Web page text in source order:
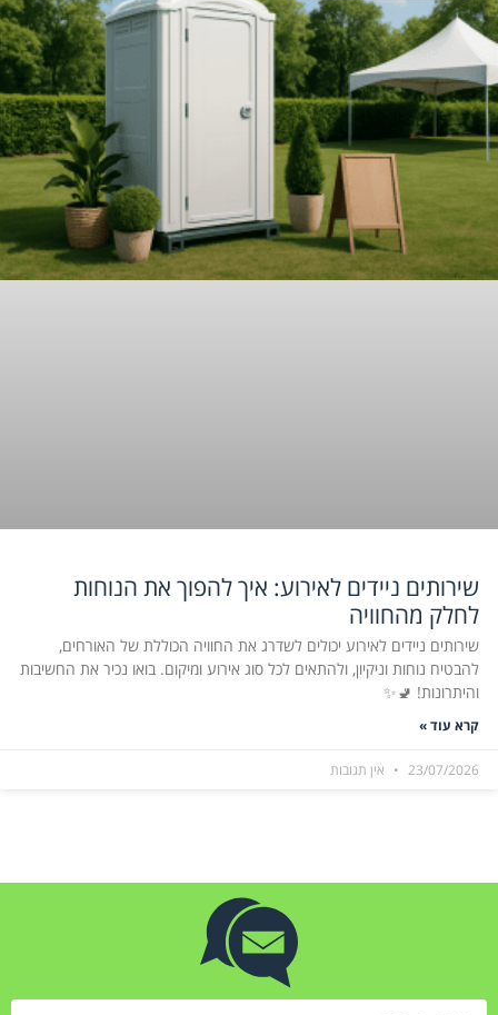
שירותים ניידים לאירוע: איך להפוך את הנוחות
לחלק מהחוויה
שירותים ניידים לאירוע יכולים לשדרג את החוויה הכוללת של האורחים,
להבטיח נוחות וניקיון, ולהתאים לכל סוג אירוע ומיקום. בואו נכיר את החשיבות
והיתרונות! 🚽✨
קרא עוד »
23/07/2026 אין תגובות